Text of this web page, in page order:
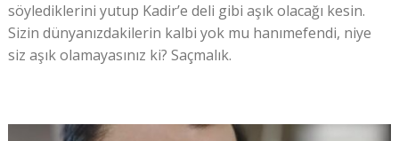
söylediklerini yutup Kadir’e deli gibi aşık olacağı kesin.
Sizin dünyanızdakilerin kalbi yok mu hanımefendi, niye
siz aşık olamayasınız ki? Saçmalık.